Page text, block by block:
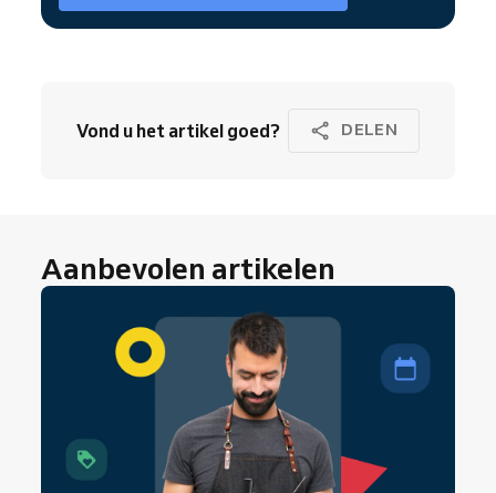
Vond u het artikel goed? DELEN
Aanbevolen artikelen